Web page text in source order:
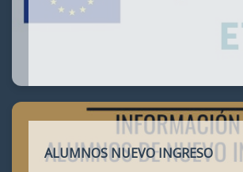
ALUMNOS NUEVO INGRESO